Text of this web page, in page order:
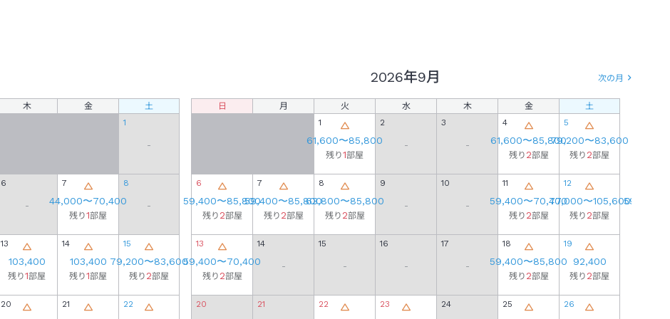
木 金
土
1
-
6
-
7
44,000〜70,400
残り1部屋
8
-
13
103,400
残り1部屋
14
103,400
残り1部屋
15
79,200〜83,600
残り2部屋
20 21 22
2026年9月
日 月 火 水 木 金
土
1
61,600〜85,800
残り1部屋
2
-
3
-
4
61,600〜85,800
残り2部屋
5
79,200〜83,600
残り2部屋
6
59,400〜85,800
残り2部屋
7
59,400〜85,800
残り2部屋
8
63,800〜85,800
残り2部屋
9
-
10
-
11
59,400〜70,400
残り2部屋
12
77,000〜105,600
残り2部屋
13
59,400〜70,400
残り2部屋
14
-
15
-
16
-
17
-
18
59,400〜85,800
残り2部屋
19
92,400
残り2部屋
20 21 22 23 24 25 26
59,400
次の月